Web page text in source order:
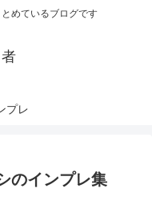
めているブログです
プレ
のインプレ集